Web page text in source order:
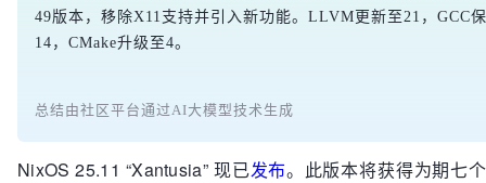
49版本，移除X11支持并引入新功能。LLVM更新至21，GCC
14，CMake升级至4。
总结由社区平台通过AI大模型技术生成
NixOS 25.11 “Xantusia” 现已发布。此版本将获得为期七